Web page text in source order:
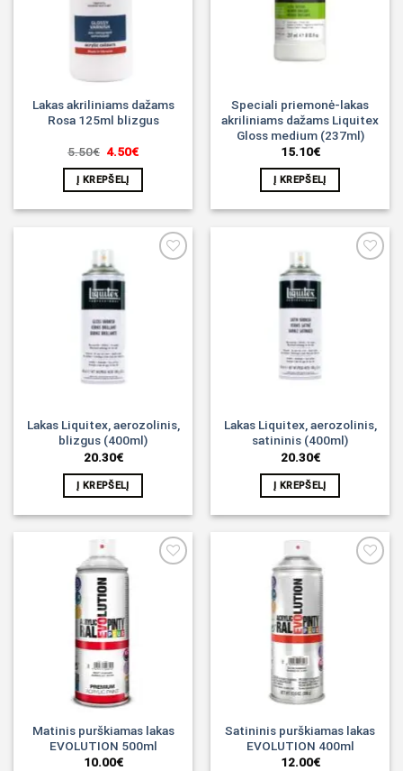
Lakas akriliniams dažams
Rosa 125ml blizgus
5.50€ Original
was:
5.50€.
4.50€Current
is:
Į KREPŠELĮ
Speciali priemonė-lakas
akriliniams dažams Liquitex
Gloss medium (237ml)
15.10€
Į KREPŠELĮ
Lakas Liquitex, aerozolinis,
blizgus (400ml)
20.30€
Į KREPŠELĮ
Lakas Liquitex, aerozolinis,
satininis (400ml)
20.30€
Į KREPŠELĮ
Matinis purškiamas lakas
EVOLUTION 500ml
10.00€
Satininis purškiamas lakas
EVOLUTION 400ml
12.00€